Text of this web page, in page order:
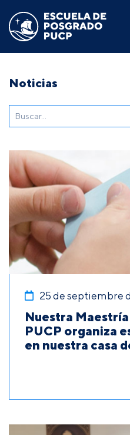
Noticias
25 de septiembre
Nuestra
PUCP organiza
en nuestra casa